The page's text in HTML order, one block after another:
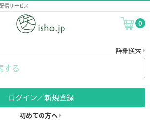
信サービス
0
詳細検索
ログイン／新規登録
初めての方へ